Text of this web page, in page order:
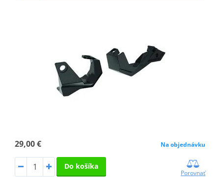
29,00 € Na objednávku
Do košíka
Porovnať